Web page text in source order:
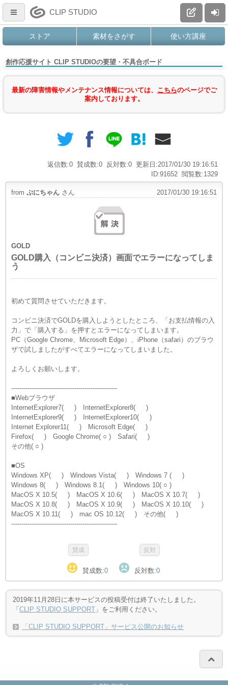
CLIP STUDIO
ストア 素材をさがす 使い方講座
創作応援サイト CLIP STUDIOの要望・不具合ボード
最新の障害情報やメンテナンス情報については、 こちらのページでご
案内しております。
更新日:2017/01/30 19:16:51
反対数:0
賛成数:0
返信数:0
閲覧数:1329
ID:91652
from ぷにちゃん さん 2017/01/30 19:16:51
GOLD
GOLD購入（コンビニ決済）画面でエラーになってしま
う
初めて質問させていただきます。
コンビニ決済でGOLDを購入しようとしたところ、「お支払情報の入
力」で「購入する」を押すとエラーになってしまいます。
PC（Google Chrome、Microsoft Edge）、iPhone（safari）のブラウ
ザで試しましたがすべてエラーになってしまいました。
よろしくお願いします。
----------------------------------------------------
■Webブラウザ
InternetExplorer7( ) InternetExplorer8( )
InternetExplorer9( ) InternetExplorer10( )
Internet Explorer11( ) Microsoft Edge( )
Firefox( ) Google Chrome( ○ ) Safari( )
その他( ○ )
■OS
Windows XP( ) Windows Vista( ) Windows 7 ( )
Windows 8( ) Windows 8.1( ) Windows 10( ○ )
MacOS X 10.5( ) MacOS X 10.6( ) MacOS X 10.7( )
MacOS X 10.8( ) MacOS X 10.9( ) MacOS X 10.10( )
MacOS X 10.11( ) mac OS 10.12( ) その他( )
----------------------------------------------------
賛成数:0 反対数:0
2019年11月28日に本サービスの投稿受付は終了いたしました。
「 CLIP STUDIO SUPPORT 」をご利用ください。
「CLIP STUDIO SUPPORT」サービス公開のお知らせ